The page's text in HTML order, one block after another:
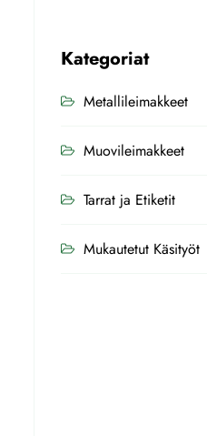
Kategoriat
Metallileimakkeet
Muovileimakkeet
Tarrat ja Etiketit
Mukautetut Käsityöt